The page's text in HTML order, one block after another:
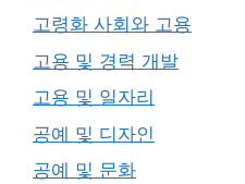
고령화 사회와 고용
고용 및 경력 개발
고용 및 일자리
공예 및 디자인
공예 및 문화